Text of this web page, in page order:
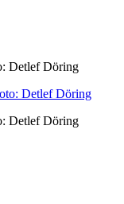
Detlef Döring
Detlef Döring